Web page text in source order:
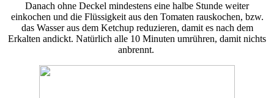
Danach ohne Deckel mindestens eine halbe Stunde weiter
einkochen und die Flüssigkeit aus den Tomaten rauskochen, bzw.
das Wasser aus dem Ketchup reduzieren, damit es nach dem
Erkalten andickt. Natürlich alle 10 Minuten umrühren, damit nichts
anbrennt.